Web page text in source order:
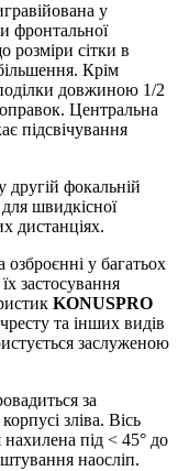
у
фронтальної
розміри сітки в
Крім
довжиною 1/2
Центральна
підсвічування
другій фокальній
швидкісної
дистанціях.
у багатьох
застосування
KONUSPRO
та інших видів
заслуженою
за
зліва. Вісь
під < 45° до
наосліп.